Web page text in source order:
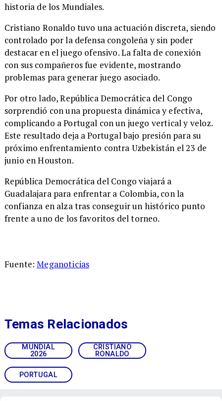
historia de los Mundiales.
Cristiano Ronaldo tuvo una actuación discreta, siendo
controlado por la defensa congoleña y sin poder
destacar en el juego ofensivo. La falta de conexión
con sus compañeros fue evidente, mostrando
problemas para generar juego asociado.
Por otro lado, República Democrática del Congo
sorprendió con una propuesta dinámica y efectiva,
complicando a Portugal con un juego vertical y veloz.
Este resultado deja a Portugal bajo presión para su
próximo enfrentamiento contra Uzbekistán el 23 de
junio en Houston.
República Democrática del Congo viajará a
Guadalajara para enfrentar a Colombia, con la
confianza en alza tras conseguir un histórico punto
frente a uno de los favoritos del torneo.
Fuente:Meganoticias
MUNDIAL
2026
CRISTIANO
RONALDO
PORTUGAL
Temas Relacionados